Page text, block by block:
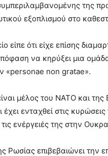
της
εξοπλισμού στο
είπε ότι είχε επίσης
να κηρύξει μια
«personae non gratae».
μέλος του ΝΑΤΟ και της
ενταχθεί στις
ενέργειές της στην
Ρωσίας επιβεβαιώνει την